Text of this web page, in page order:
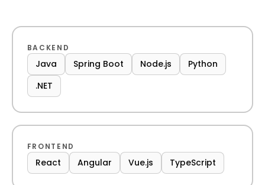
BACKEND
Java Spring Boot Node.js
Python
.NET
FRONTEND
React Angular Vue.js TypeScript